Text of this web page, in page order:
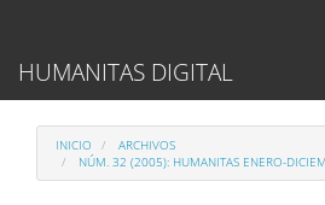
Contenido
principal
lateral
HUMANITAS DIGITAL
INICIO
ARCHIVOS
NÚM. 32 (2005): HUMANITAS ENERO-